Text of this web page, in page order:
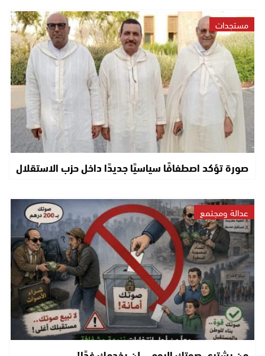
مستجدات
صورة تؤكد اصطفافًا سياسيًا جديدًا داخل حزب الاستقلال
عدالة ومجتمع